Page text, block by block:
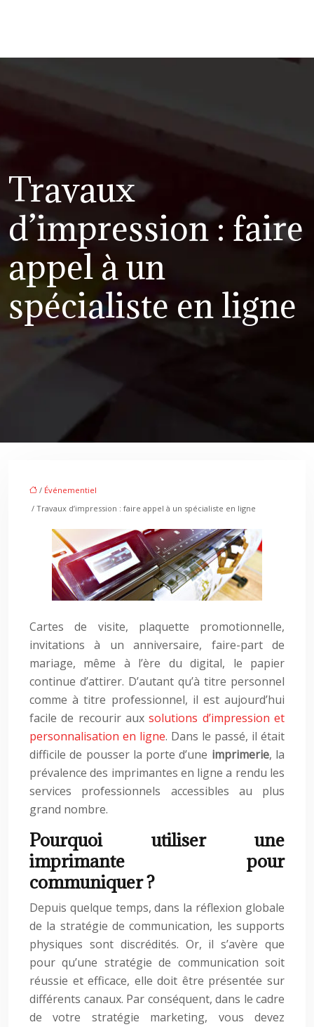
Travaux
d’impression : faire
appel à un
spécialiste en ligne
/ Événementiel
/ Travaux d’impression : faire appel à un spécialiste en ligne
Cartes de visite, plaquette promotionnelle,
invitations à un anniversaire, faire-part de
mariage, même à l’ère du digital, le papier
continue d’attirer. D’autant qu’à titre personnel
comme à titre professionnel, il est aujourd’hui
facile de recourir auxsolutions d’impression et
personnalisation en ligne. Dans le passé, il était
difficile de pousser la porte d’une imprimerie, la
prévalence des imprimantes en ligne a rendu les
services professionnels accessibles au plus
grand nombre.
Pourquoi utiliser une
imprimante pour
communiquer ?
Depuis quelque temps, dans la réflexion globale
de la stratégie de communication, les supports
physiques sont discrédités. Or, il s’avère que
pour qu’une stratégie de communication soit
réussie et efficace, elle doit être présentée sur
différents canaux. Par conséquent, dans le cadre
de votre stratégie marketing, vous devez